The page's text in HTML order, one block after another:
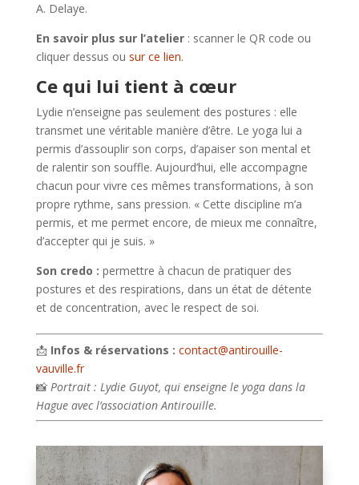
A. Delaye.
En savoir plus sur l’atelier: scanner le QR code ou
cliquer dessus ou sur ce lien.
Ce qui lui tient à cœur
Lydie n’enseigne pas seulement des postures : elle
transmet une véritable manière d’être. Le yoga lui a
permis d’assouplir son corps, d’apaiser son mental et
de ralentir son souffle. Aujourd’hui, elle accompagne
chacun pour vivre ces mêmes transformations, à son
propre rythme, sans pression. « Cette discipline m’a
permis, et me permet encore, de mieux me connaître,
d’accepter qui je suis. »
Son credo : permettre à chacun de pratiquer des
postures et des respirations, dans un état de détente
et de concentration, avec le respect de soi.
📩 Infos & réservations : contact@antirouille-
vauville.fr
📸 Portrait : Lydie Guyot, qui enseigne le yoga dans la
Hague avec l’association Antirouille.